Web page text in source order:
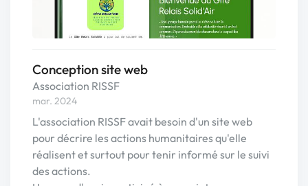
Conception site web
Association RISSF
mar. 2024
L'association RISSF avait besoin d'un site web
pour décrire les actions humanitaires qu'elle
réalisent et surtout pour tenir informé sur le suivi
des actions.